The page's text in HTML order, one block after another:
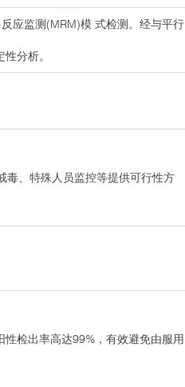
应监测(MRM)模 式检测。经与平行
分析。
毒、特殊人员监控等提供可行性方
检出率高达99%，有效避免由服用